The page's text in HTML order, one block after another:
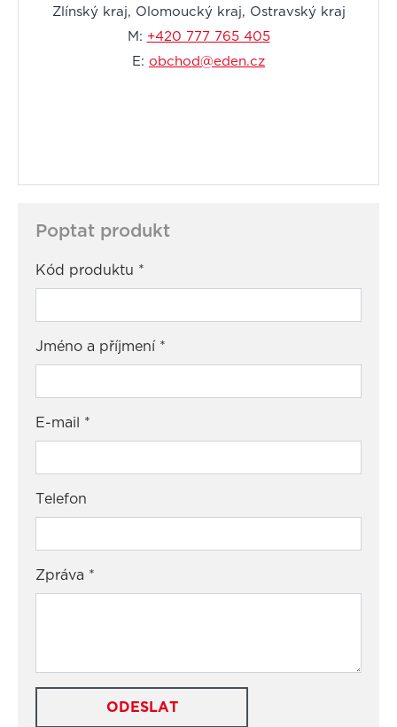
Zlínský kraj, Olomoucký kraj, Ostravský kraj
M: +420 777 765 405
E: obchod@eden.cz
Poptat produkt
Kód produktu *
Jméno a příjmení *
E-mail *
Telefon
Zpráva *
ODESLAT